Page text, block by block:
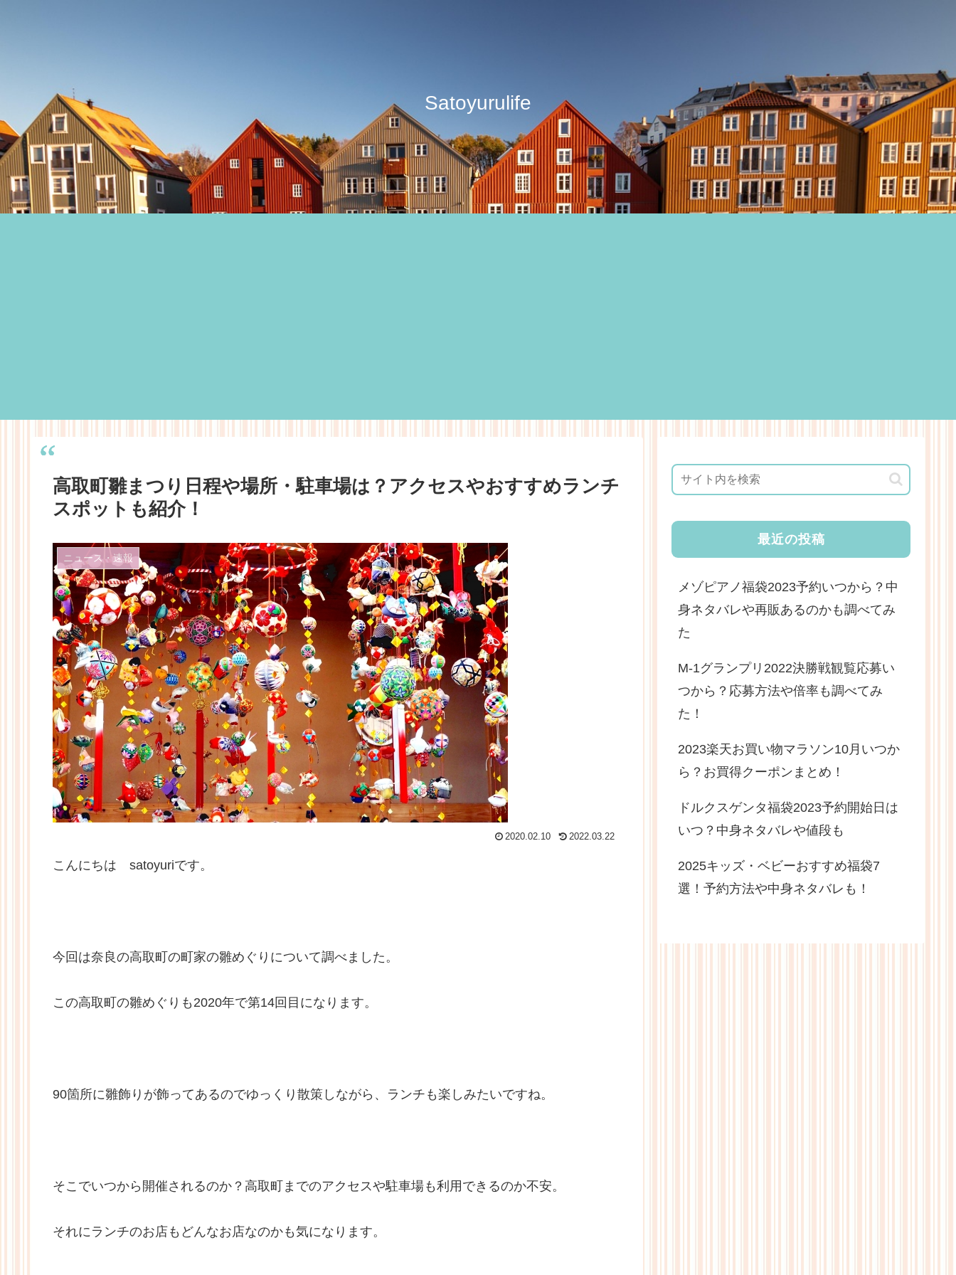
Satoyurulife
高取町雛まつり日程や場所・駐車場は？アクセスやおすすめランチ
スポットも紹介！
ニュース・速報
2020.02.10 2022.03.22
こんにちは satoyuriです。
今回は奈良の高取町の町家の雛めぐりについて調べました。
この高取町の雛めぐりも2020年で第14回目になります。
90箇所に雛飾りが飾ってあるのでゆっくり散策しながら、ランチも楽しみたいですね。
そこでいつから開催されるのか？高取町までのアクセスや駐車場も利用できるのか不安。
それにランチのお店もどんなお店なのかも気になります。
最近の投稿
メゾピアノ福袋2023予約いつから？中
身ネタバレや再販あるのかも調べてみ
た
M-1グランプリ2022決勝戦観覧応募い
つから？応募方法や倍率も調べてみ
た！
2023楽天お買い物マラソン10月いつか
ら？お買得クーポンまとめ！
ドルクスゲンタ福袋2023予約開始日は
いつ？中身ネタバレや値段も
2025キッズ・ベビーおすすめ福袋7
選！予約方法や中身ネタバレも！